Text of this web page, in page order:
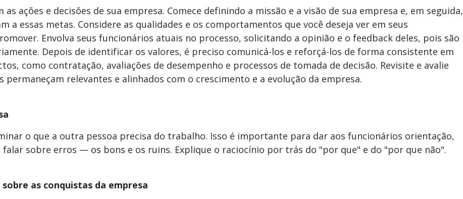
ações e decisões de sua empresa. Comece definindo a missão e a visão de sua empresa e, em seguida,
a essas metas. Considere as qualidades e os comportamentos que você deseja ver em seus
Envolva seus funcionários atuais no processo, solicitando a opinião e o feedback deles, pois são
Depois de identificar os valores, é preciso comunicá-los e reforçá-los de forma consistente em
como contratação, avaliações de desempenho e processos de tomada de decisão. Revisite e avalie
relevantes e alinhados com o crescimento e a evolução da empresa.
o que a outra pessoa precisa do trabalho. Isso é importante para dar aos funcionários orientação,
falar sobre erros — os bons e os ruins. Explique o raciocínio por trás do "por que" e do "por que não".
as conquistas da empresa